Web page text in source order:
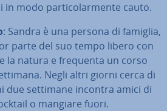
in modo par­ti­co­lar­men­te cauto.
: Sandra è una persona di famiglia,
parte del suo tempo libero con
la natura e frequenta un corso
Negli altri giorni cerca di
due settimane incontra amici di
o mangiare fuori.